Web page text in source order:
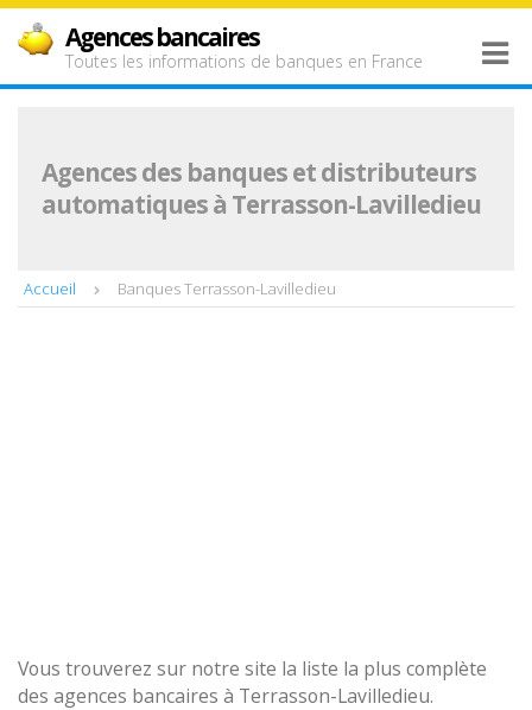
Agences bancaires
Toutes les informations de banques en France
Agences des banques et distributeurs
automatiques à Terrasson-Lavilledieu
Accueil Banques Terrasson-Lavilledieu
Vous trouverez sur notre site la liste la plus complète
des agences bancaires à Terrasson-Lavilledieu.